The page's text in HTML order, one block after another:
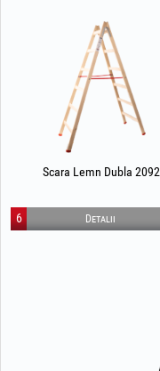
Scara Lemn Dubla 2092
Detalii
6